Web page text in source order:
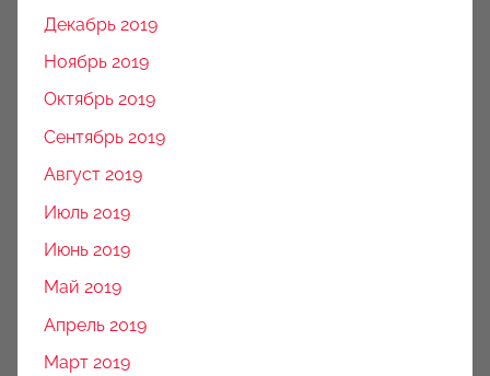
Декабрь 2019
Ноябрь 2019
Октябрь 2019
Сентябрь 2019
Август 2019
Июль 2019
Июнь 2019
Май 2019
Апрель 2019
Март 2019